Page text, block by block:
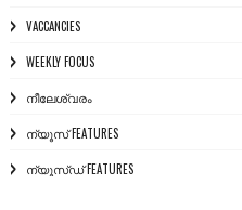
VACCANCIES
WEEKLY FOCUS
നീലേശ്വരം
ന്യൂസ് FEATURES
ന്യൂസ്ഡ് FEATURES